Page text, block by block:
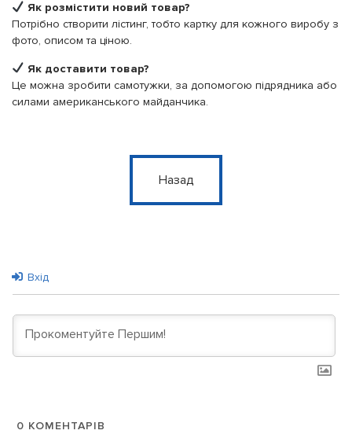
Як розмістити новий товар?
Потрібно створити лістинг, тобто картку для кожного виробу з
фото, описом та ціною.
Як доставити товар?
Це можна зробити самотужки, за допомогою підрядника або
силами американського майданчика.
Назад
Вхід
0 КОМЕНТАРІВ